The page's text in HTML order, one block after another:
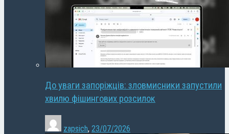
До уваги запоріжців: зловмисники запустили
хвилю фішингових розсилок
zapsich, 23/07/2026